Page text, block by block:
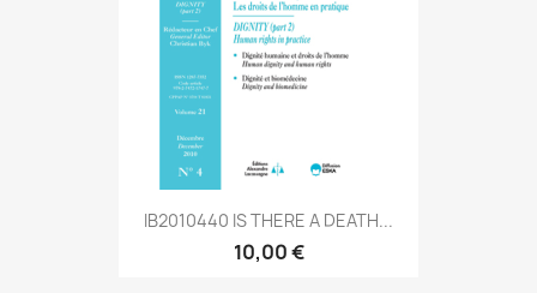
IB2010440 IS THERE A DEATH...
10,00 €